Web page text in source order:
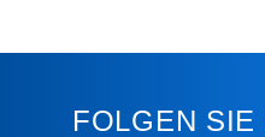
FOLGEN SIE